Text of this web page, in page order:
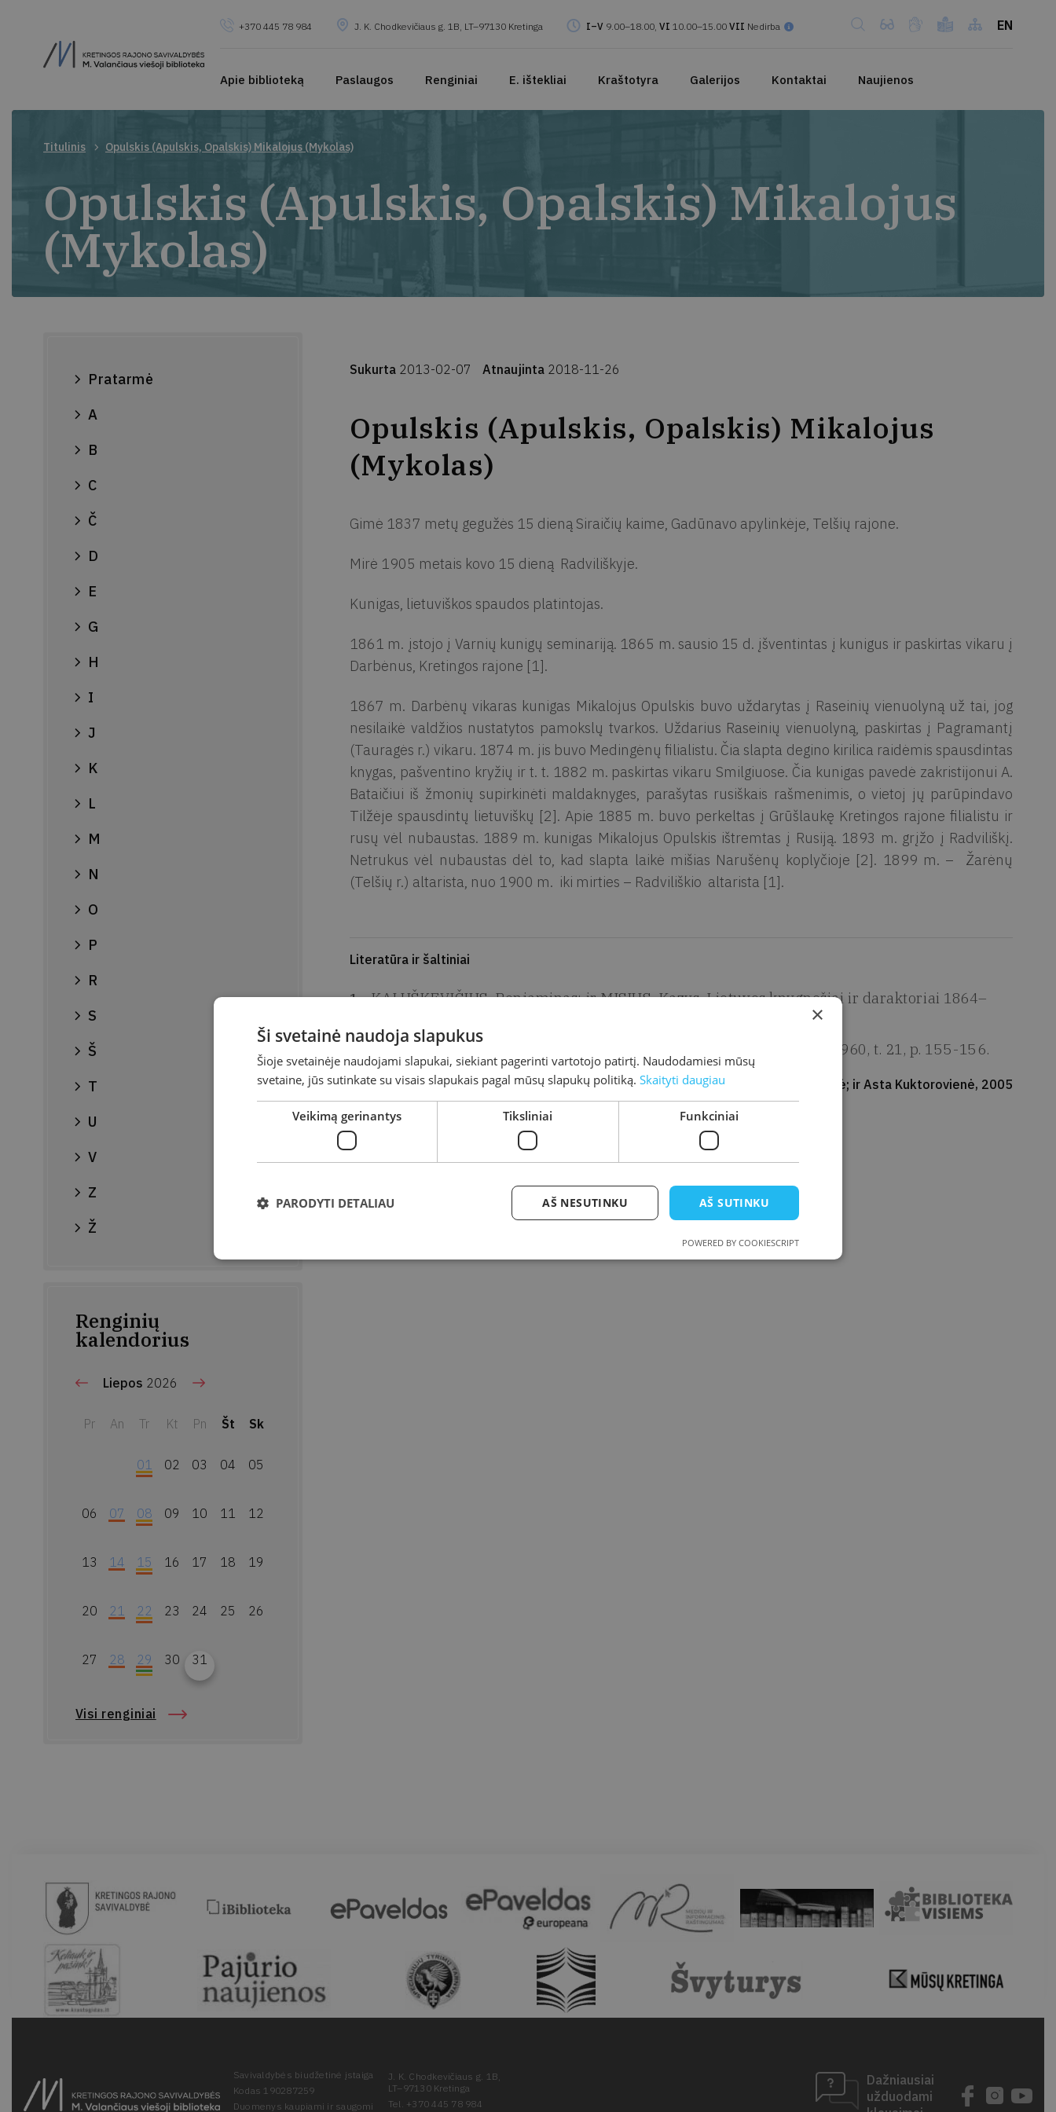
+370 445 78 984 J. K. Chodkevičiaus g. 1B, LT–97130 Kretinga I–V 9.00–18.00, VI 10.00–15.00 VII Nedirba EN
Apie biblioteką Paslaugos Renginiai E. ištekliai Kraštotyra Galerijos Kontaktai Naujienos
Titulinis Opulskis (Apulskis, Opalskis) Mikalojus (Mykolas)
Opulskis (Apulskis, Opalskis) Mikalojus
(Mykolas)
Pratarmė
A
B
C
Č
D
E
G
H
I
J
K
L
M
N
O
P
R
S
Š
T
U
V
Z
Ž
Renginių
kalendorius
Liepos 2026
Pr An Tr Kt Pn Št Sk
01 02 03 04 05
06 07 08 09 10 11 12
13 14 15 16 17 18 19
20 21 22 23 24 25 26
27 28 29 30 31
Visi renginiai
Sukurta 2013-02-07 Atnaujinta 2018-11-26
Opulskis (Apulskis, Opalskis) Mikalojus
(Mykolas)
Gimė 1837 metų gegužės 15 dieną Siraičių kaime, Gadūnavo apylinkėje, Telšių rajone.
Mirė 1905 metais kovo 15 dieną Radviliškyje.
Kunigas, lietuviškos spaudos platintojas.
1861 m. įstojo į Varnių kunigų seminariją. 1865 m. sausio 15 d. įšventintas į kunigus ir paskirtas vikaru į
Darbėnus, Kretingos rajone [1].
1867 m. Darbėnų vikaras kunigas Mikalojus Opulskis buvo uždarytas į Raseinių vienuolyną už tai, jog
nesilaikė valdžios nustatytos pamokslų tvarkos. Uždarius Raseinių vienuolyną, paskirtas į Pagramantį
(Tauragės r.) vikaru. 1874 m. jis buvo Medingėnų filialistu. Čia slapta degino kirilica raidėmis spausdintas
knygas, pašventino kryžių ir t. t. 1882 m. paskirtas vikaru Smilgiuose. Čia kunigas pavedė zakristijonui A.
Bataičiui iš žmonių supirkinėti maldaknyges, parašytas rusiškais rašmenimis, o vietoj jų parūpindavo
Tilžėje spausdintų lietuviškų [2]. Apie 1885 m. buvo perkeltas į Grūšlaukę Kretingos rajone filialistu ir
rusų vėl nubaustas. 1889 m. kunigas Mikalojus Opulskis ištremtas į Rusiją. 1893 m. grįžo į Radviliškį.
Netrukus vėl nubaustas dėl to, kad slapta laikė mišias Narušėnų koplyčioje [2]. 1899 m. – Žarėnų
(Telšių r.) altarista, nuo 1900 m. iki mirties – Radviliškio altarista [1].
Literatūra ir šaltiniai
KALUŠKEVIČIUS, Benjaminas; ir MISIUS, Kazys. Lietuvos knygnešiai ir daraktoriai 1864–
Lietuvių enciklopedija. Bostonas: Lietuvių enciklopedijos leidykla, 1960, t. 21, p. 155-156.
Parengė Erika Kazlauskienė; ir Asta Kuktorovienė, 2005
Savivaldybės biudžetinė įstaiga
Kodas 190287259
Duomenys kaupiami ir saugomi
J. K. Chodkevičiaus g. 1B,
LT–97130 Kretinga
Tel. +370 445 78 984
Dažniausiai
užduodami
×
Ši svetainė naudoja slapukus
Šioje svetainėje naudojami slapukai, siekiant pagerinti vartotojo patirtį. Naudodamiesi mūsų
svetaine, jūs sutinkate su visais slapukais pagal mūsų slapukų politiką. Skaityti daugiau
Veikimą gerinantys Tiksliniai Funkciniai
AŠ SUTINKU
AŠ NESUTINKU
PARODYTI DETALIAU
POWERED BY COOKIESCRIPT